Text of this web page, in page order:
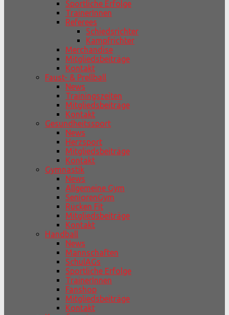
Sportliche Erfolge
TrainerInnen
Referees
Schiedsrichter
Kampfrichter
Merchandise
Mitgliedsbeiträge
Kontakt
Faust- & Prellball
News
Trainingszeiten
Mitgliedsbeiträge
Kontakt
Gesundheitssport
News
Herzsport
Mitgliedsbeiträge
Kontakt
Gymnastik
News
Allgemeine Gym
SeniorenGym
Rücken Fit
Mitgliedsbeiträge
Kontakt
Handball
News
Mannschaften
SchulAGs
Sportliche Erfolge
TrainerInnen
Fanshop
Mitgliedsbeiträge
Kontakt